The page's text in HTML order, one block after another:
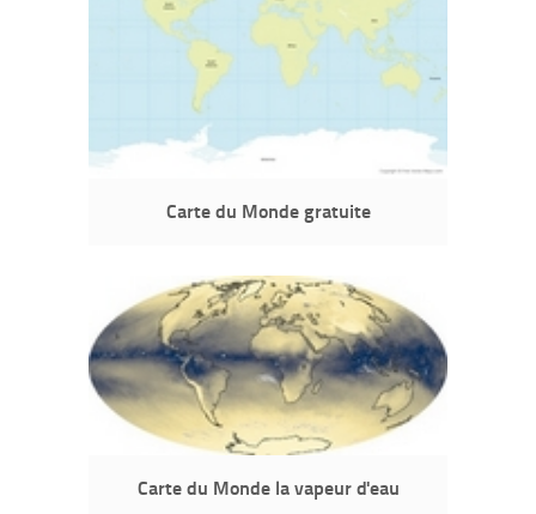
Carte du Monde gratuite
Carte du Monde la vapeur d'eau